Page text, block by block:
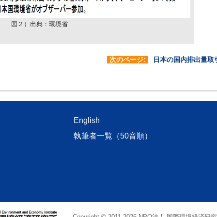
図２）出典：環境省
次のページ: 日本の国内排出量取
English
執筆者一覧（50音順）